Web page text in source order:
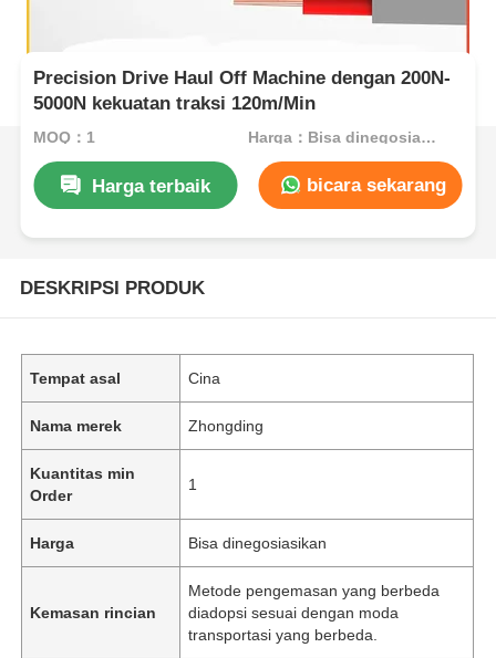
Precision Drive Haul Off Machine dengan 200N-
5000N kekuatan traksi 120m/Min
MOQ：1 Harga：Bisa dinegosiasikan
Harga terbaik bicara sekarang
DESKRIPSI PRODUK
Tempat asal Cina
Nama merek Zhongding
Kuantitas min
Order
1
Harga Bisa dinegosiasikan
Kemasan rincian
Metode pengemasan yang berbeda
diadopsi sesuai dengan moda
transportasi yang berbeda.